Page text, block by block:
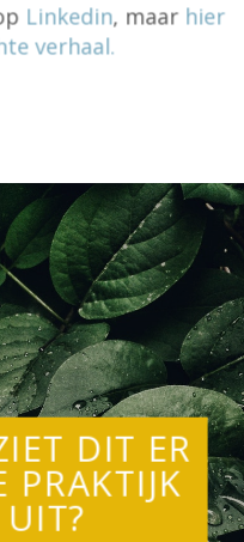
Linkedin, maar hier
verhaal.
DIT ER
PRAKTIJK
UIT?